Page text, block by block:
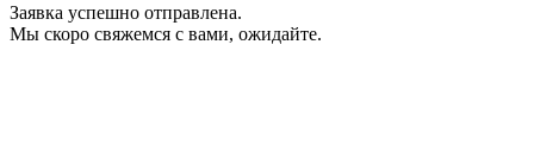
Заявка успешно отправлена.
Мы скоро свяжемся с вами, ожидайте.